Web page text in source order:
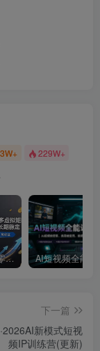
229W+
不用投资大额本钱零成本启动，做拼多多虚拟矩阵，长期稳定！轻松维持日入 1000
下一篇
新模式短视
频IP训练营(更新)